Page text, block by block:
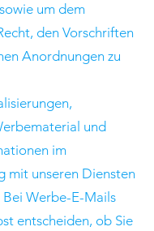
um dem
den Vorschriften
Anordnungen zu
und
im
mit unseren Diensten
Werbe-E-Mails
entscheiden, ob Sie